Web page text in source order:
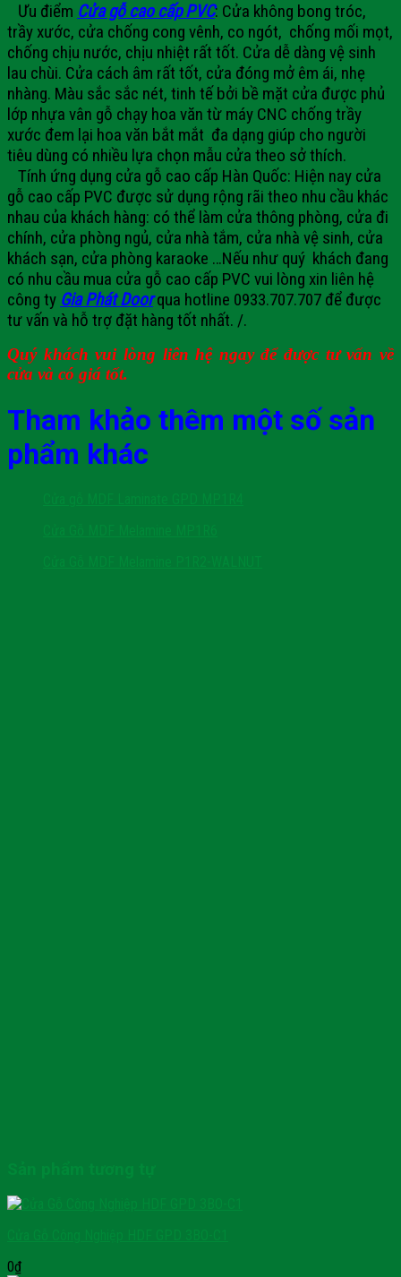
Ưu điểm Cửa gỗ cao cấp PVC: Cửa không bong tróc,
trầy xước, cửa chống cong vênh, co ngót, chống mối mọt,
chống chịu nước, chịu nhiệt rất tốt. Cửa dễ dàng vệ sinh
lau chùi. Cửa cách âm rất tốt, cửa đóng mở êm ái, nhẹ
nhàng. Màu sắc sắc nét, tinh tế bởi bề mặt cửa được phủ
lớp nhựa vân gỗ chạy hoa văn từ máy CNC chống trầy
xước đem lại hoa văn bắt mắt đa dạng giúp cho người
tiêu dùng có nhiều lựa chọn mẫu cửa theo sở thích.
Tính ứng dụng cửa gỗ cao cấp Hàn Quốc: Hiện nay cửa
gỗ cao cấp PVC được sử dụng rộng rãi theo nhu cầu khác
nhau của khách hàng: có thể làm cửa thông phòng, cửa đi
chính, cửa phòng ngủ, cửa nhà tắm, cửa nhà vệ sinh, cửa
khách sạn, cửa phòng karaoke …Nếu như quý khách đang
có nhu cầu mua cửa gỗ cao cấp PVC vui lòng xin liên hệ
công ty Gia Phát Doorqua hotline 0933.707.707 để được
tư vấn và hỗ trợ đặt hàng tốt nhất. /.
Quý khách vui lòng liên hệ ngay để được tư vấn về
cửa và có giá tốt.
Tham khảo thêm một số sản
phẩm khác
0₫